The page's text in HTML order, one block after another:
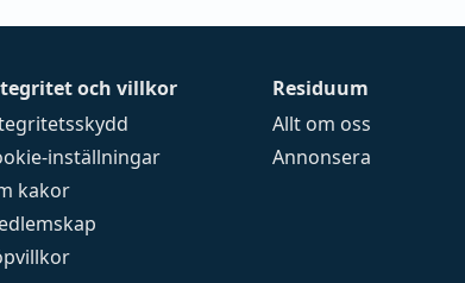
och villkor
inställningar
kakor
Residuum
Allt om oss
Annonsera